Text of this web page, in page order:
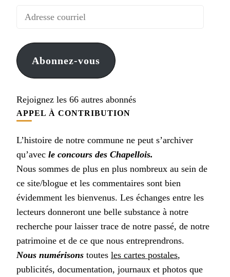
Adresse
Abonnez-vous
Rejoignez les 66 autres abonnés
APPEL À CONTRIBUTION
L’histoire de notre commune ne peut s’archiver
qu’avec le concours des Chapellois.
Nous sommes de plus en plus nombreux au sein de
ce site/blogue et les commentaires sont bien
évidemment les bienvenus. Les échanges entre les
lecteurs donneront une belle substance à notre
recherche pour laisser trace de notre passé, de notre
patrimoine et de ce que nous entreprendrons.
Nous numérisons toutes les cartes postales,
publicités, documentation, journaux et photos que